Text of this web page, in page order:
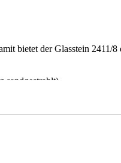
bietet der Glasstein